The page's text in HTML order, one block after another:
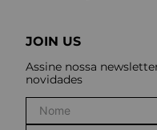
JOIN US
Assine nossa
novidades